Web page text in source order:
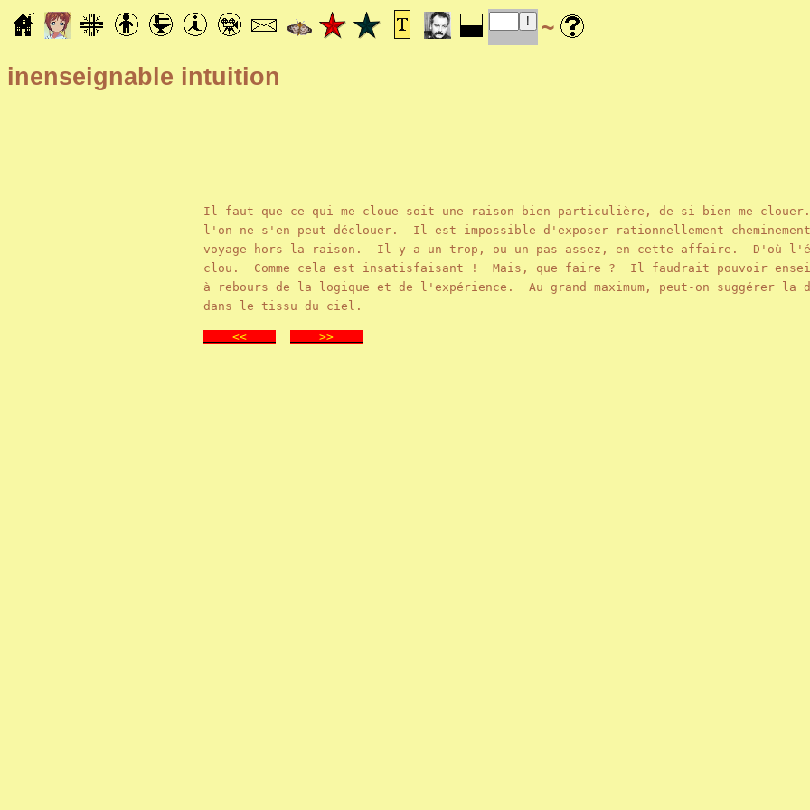
~
inenseignable intuition
Il faut que ce qui me cloue soit une raison bien particulière, de si bien me
l'on ne s'en peut déclouer. Il est impossible d'exposer rationnellement
voyage hors la raison. Il y a un trop, ou un pas-assez, en cette affaire. D'où
clou. Comme cela est insatisfaisant ! Mais, que faire ? Il faudrait pouvoir
à rebours de la logique et de l'expérience. Au grand maximum, peut-on suggérer
dans le tissu du ciel.
<< >>